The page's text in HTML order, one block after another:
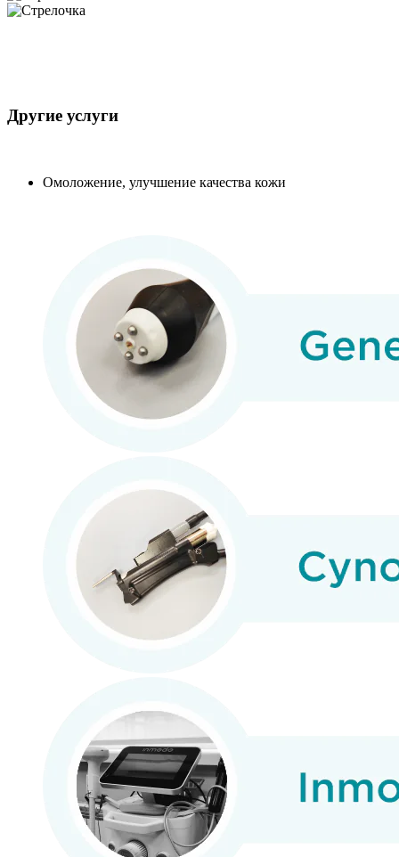
Другие услуги
Омоложение, улучшение качества кожи